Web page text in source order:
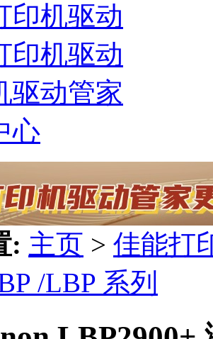
印机驱动
印机驱动
驱动管家
心
: 主页 > 佳能打
/LBP 系列